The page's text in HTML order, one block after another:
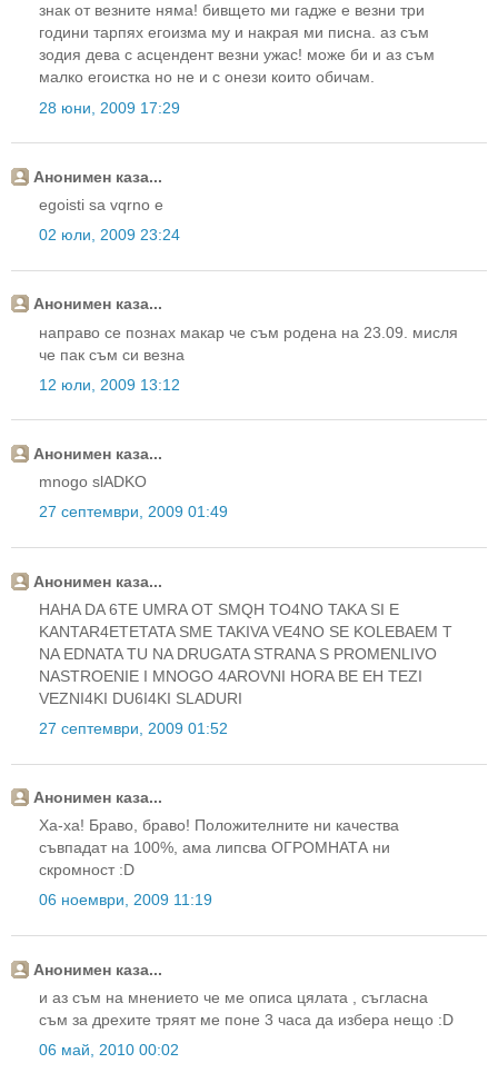
знак от везните няма! бивщето ми гадже е везни три
години тарпях егоизма му и накрая ми писна. аз съм
зодия дева с асцендент везни ужас! може би и аз съм
малко егоистка но не и с онези които обичам.
28 юни, 2009 17:29
Анонимен каза...
egoisti sa vqrno e
02 юли, 2009 23:24
Анонимен каза...
направо се познах макар че съм родена на 23.09. мисля
че пак съм си везна
12 юли, 2009 13:12
Анонимен каза...
mnogo slADKO
27 септември, 2009 01:49
Анонимен каза...
HAHA DA 6TE UMRA OT SMQH TO4NO TAKA SI E
KANTAR4ETETATA SME TAKIVA VE4NO SE KOLEBAEM T
NA EDNATA TU NA DRUGATA STRANA S PROMENLIVO
NASTROENIE I MNOGO 4AROVNI HORA BE EH TEZI
VEZNI4KI DU6I4KI SLADURI
27 септември, 2009 01:52
Анонимен каза...
Ха-ха! Браво, браво! Положителните ни качества
съвпадат на 100%, ама липсва ОГРОМНАТА ни
скромност :D
06 ноември, 2009 11:19
Анонимен каза...
и аз съм на мнението че ме описа цялата , съгласна
съм за дрехите тряят ме поне 3 часа да избера нещо :D
06 май, 2010 00:02